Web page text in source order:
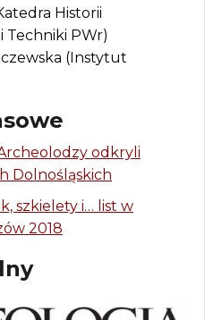
Historii
PWr)
(Instytut
odkryli
Dolnośląskich
szkielety i… list w
2018